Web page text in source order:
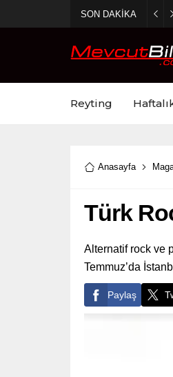
SON DAKİKA
Reyting
Anasayfa
Türk
Alternatif rock ve
Temmuz’da
Paylaş